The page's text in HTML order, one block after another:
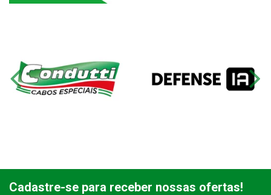
Cadastre-se para receber nossas ofertas!